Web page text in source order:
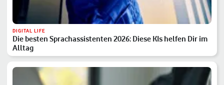
DIGITAL LIFE
Die besten Sprachassistenten 2026: Diese KIs helfen Dir im
Alltag